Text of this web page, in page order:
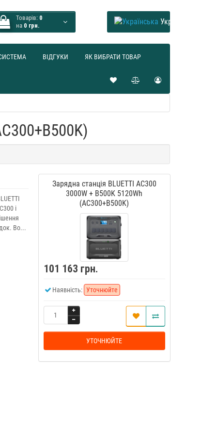
Товарів: 0
на 0 грн. Українська
ВІДГУКИ ЯК ВИБРАТИ ТОВАР
і
Во...
Зарядна станція BLUETTI AC300
3000W + B500K 5120Wh
(AC300+B500K)
101 163 грн.
Наявність: Уточнюйте
УТОЧНЮЙТЕ